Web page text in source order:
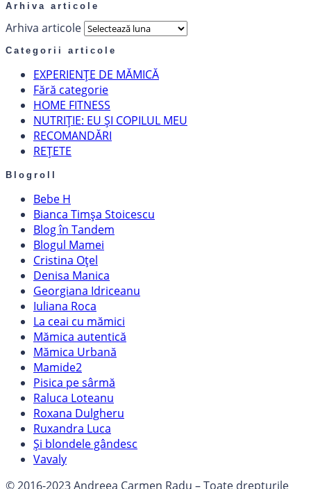
Arhiva articole
Arhiva articole
Categorii articole
EXPERIENȚE DE MĂMICĂ
Fără categorie
HOME FITNESS
NUTRIȚIE: EU ȘI COPILUL MEU
RECOMANDĂRI
REȚETE
Blogroll
Bebe H
Bianca Timșa Stoicescu
Blog în Tandem
Blogul Mamei
Cristina Oțel
Denisa Manica
Georgiana Idriceanu
Iuliana Roca
La ceai cu mămici
Mămica autentică
Mămica Urbană
Mamide2
Pisica pe sârmă
Raluca Loteanu
Roxana Dulgheru
Ruxandra Luca
Și blondele gândesc
Vavaly
© 2016-2023 Andreea Carmen Radu – Toate drepturile